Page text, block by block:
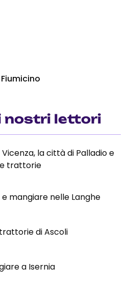
nostri lettori
la città di Palladio e
trattorie
mangiare nelle Langhe
di Ascoli
a Isernia